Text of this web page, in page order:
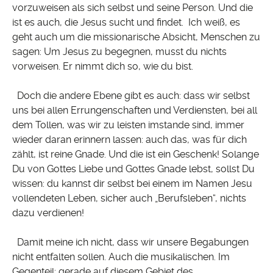
vorzuweisen als sich selbst und seine Person. Und die
ist es auch, die Jesus sucht und findet. Ich weiß, es
geht auch um die missionarische Absicht, Menschen zu
sagen: Um Jesus zu begegnen, musst du nichts
vorweisen. Er nimmt dich so, wie du bist.
Doch die andere Ebene gibt es auch: dass wir selbst
uns bei allen Errungenschaften und Verdiensten, bei all
dem Tollen, was wir zu leisten imstande sind, immer
wieder daran erinnern lassen: auch das, was für dich
zählt, ist reine Gnade. Und die ist ein Geschenk! Solange
Du von Gottes Liebe und Gottes Gnade lebst, sollst Du
wissen: du kannst dir selbst bei einem im Namen Jesu
vollendeten Leben, sicher auch „Berufsleben“, nichts
dazu verdienen!
Damit meine ich nicht, dass wir unsere Begabungen
nicht entfalten sollen. Auch die musikalischen. Im